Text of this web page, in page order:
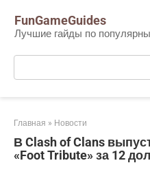
контенту
FunGameGuides
Лучшие гайды по
Поиск:
Главная » Новости
В Clash of Clans
«Foot Tribute» за 12